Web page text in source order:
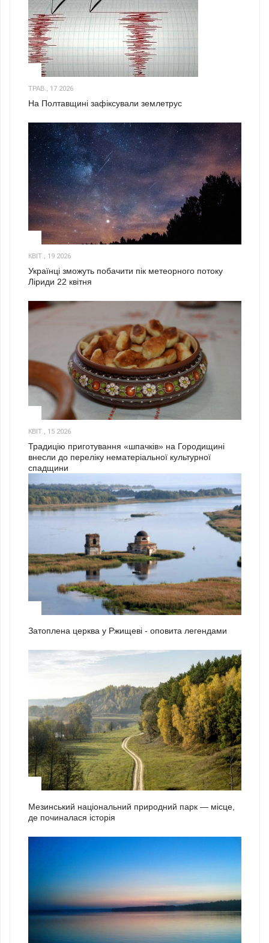
ТРАВ., 17 2026
На Полтавщині зафіксували землетрус
КВІТ., 19 2026
Українці зможуть побачити пік метеорного потоку
Ліриди 22 квітня
КВІТ., 15 2026
Традицію приготування «шпачків» на Городищині
внесли до переліку нематеріальної культурної
спадщини
Затоплена церква у Ржищеві - оповита легендами
Мезинський національний природний парк — місце,
де починалася історія